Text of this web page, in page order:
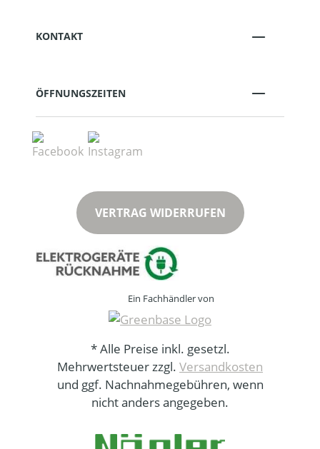
KONTAKT
ÖFFNUNGSZEITEN
VERTRAG WIDERRUFEN
Ein Fachhändler von
* Alle Preise inkl. gesetzl.
Mehrwertsteuer zzgl. Versandkosten
und ggf. Nachnahmegebühren, wenn
nicht anders angegeben.